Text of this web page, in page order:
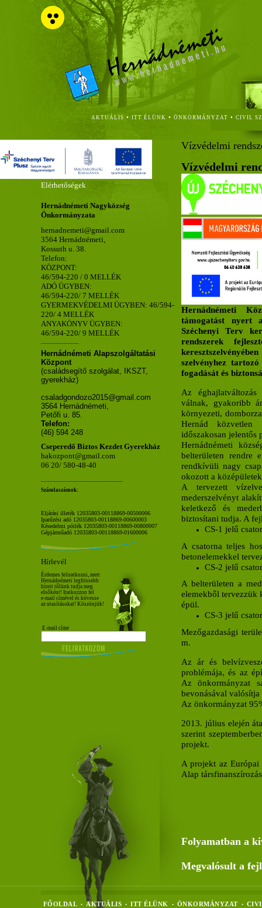
AKTUÁLIS • ITT ÉLÜNK • ÖNKORMÁNYZAT • CIVIL
Elérhetőségek
Hernádnémeti Nagyközség
Önkormányzata
hernadnemeti@gmail.com
3564 Hernádnémeti,
Kossuth u. 38.
Telefon:
KÖZPONT:
46/594-220 / 0 MELLÉK
ADÓ ÜGYBEN:
46/594-220/ 7 MELLÉK
GYERMEKVÉDELMI ÜGYBEN: 46/594-
220/ 4 MELLÉK
ANYAKÖNYV ÜGYBEN:
46/594-220/ 9 MELLÉK
Hernádnémeti Alapszolgáltatási
Központ
(családsegítő szolgálat, IKSZT,
gyerekház)
csaladgondozo2015@gmail.com
3564 Hernádnémeti,
Petőfi u. 85.
Telefon:
(46) 594 248
Cseperedő Biztos Kezdet Gyerekház
hakozpont@gmail.com
06 20/ 580-48-40
Számlaszámok:
Eljárási illeték 12035803-00118869-00500006
Iparűzési adó 12035803-00118869-00600003
Késedelmi pótlék 12035803-00118869-00800007
Gépjárműadó 12035803-00118869-01600006
Hírlevél
Érdemes feliratkozni, mert
Hernádnémeti legfrissebb
híreit tőlünk tudja meg
elsőként! Iratkozzon fel
e-mail címével és kövesse
az utasításokat! Köszönjük!
E-mail címe
Vízvédelmi
Vízvédelmi
Hernádnémeti
támogatást nyert
Széchenyi Terv
rendszerek
szelvényhez
fogadását és
Az éghajlatváltozás
válnak, gyakoribb
környezeti,
Hernád közvetlen
időszakosan jelentős
Hernádnémeti
belterületen rendre
rendkívüli nagy
okozott a
A tervezett
mederszelvényt
keletkező és
biztosítani tudja. A
CS-1 jelű
A csatorna teljes
betonelemekkel
CS-2 jelű
A belterületen a
elemekből tervezzük
épül.
CS-3 jelű
Mezőgazdasági
m.
Az ár és
problémája, és az
Az önkormányzat
bevonásával valósítja
Az önkormányzat
2013. július elején
szerint
projekt.
A projekt az Európai
Alap
Folyamatban a
Megvalósult a
FŐOLDAL • AKTUÁLIS • ITT ÉLÜNK • ÖNKORMÁNYZAT •